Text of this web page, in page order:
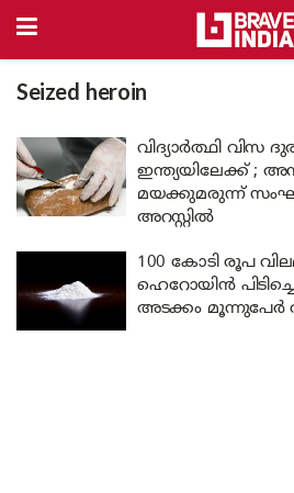
Seized heroin
വിദ്യാർത്ഥി
ഇന്ത്യയിലേക്ക് ;
മയക്കുമരുന്ന്
അറസ്റ്റിൽ
100 കോടി രൂപ
ഹെറോയിൻ
അടക്കം മൂന്നുപേർ